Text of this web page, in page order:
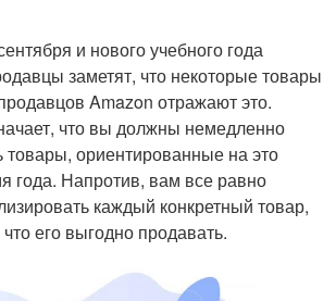
и нового учебного года
заметят, что некоторые товары
Amazon отражают это.
что вы должны немедленно
товары, ориентированные на это
года. Напротив, вам все равно
каждый конкретный товар,
его выгодно продавать.